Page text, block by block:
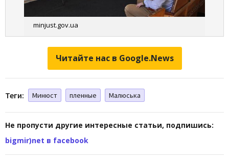
minjust.gov.ua
Читайте нас в Google.News
Теги: Минюст пленные Малюська
Не пропусти другие интересные статьи, подпишись:
bigmir)net в facebook